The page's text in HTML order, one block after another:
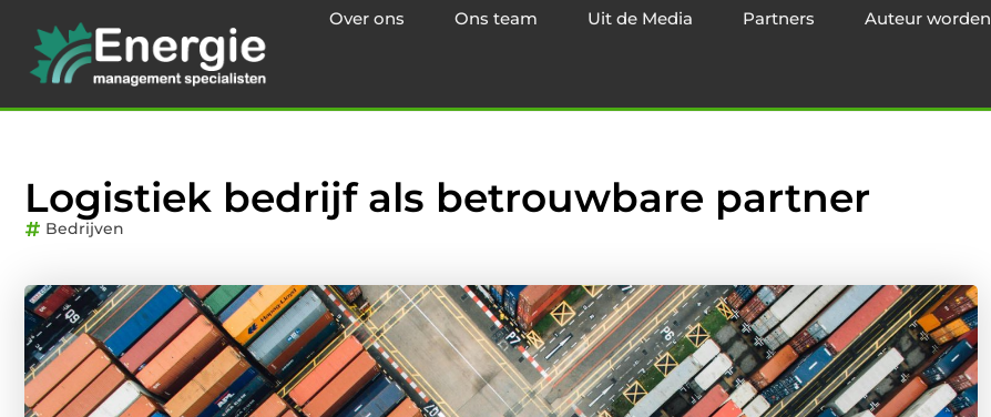
Over ons Ons team Uit de Media Partners Auteur worden
Logistiek bedrijf als betrouwbare partner
Bedrijven